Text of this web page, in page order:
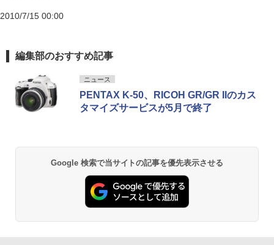
2010/7/15 00:00
編集部のおすすめ記事
ニュース
PENTAX K-50、RICOH GR/GR IIのカス
タマイズサービスが5月で終了
Google 検索で当サイトの記事を優先表示させる